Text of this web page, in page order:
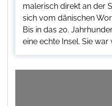
malerisch direkt an der
sich vom dänischen
Bis in das 20.
eine echte Insel. Sie war